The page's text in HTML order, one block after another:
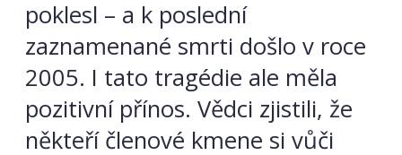
poklesl – a k poslední
zaznamenané smrti došlo v roce
2005. I tato tragédie ale měla
pozitivní přínos. Vědci zjistili, že
někteří členové kmene si vůči